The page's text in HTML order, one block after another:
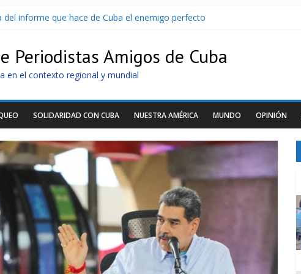
informe que hace de Cuba el enemigo perfecto
nuevo apagón
de llegar a Cuba
Periodistas Amigos de Cuba
en el contexto regional y mundial
SOLIDARIDAD CON CUBA NUESTRA AMÉRICA MUNDO OPINIÓN